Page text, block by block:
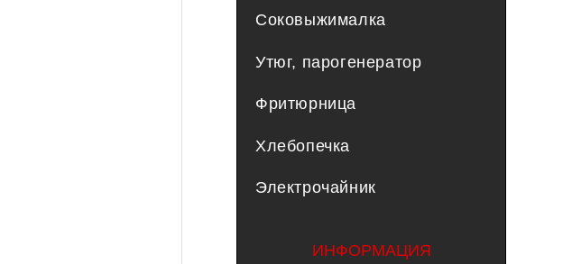
Соковыжималка
Утюг, парогенератор
Фритюрница
Хлебопечка
Электрочайник
ИНФОРМАЦИЯ